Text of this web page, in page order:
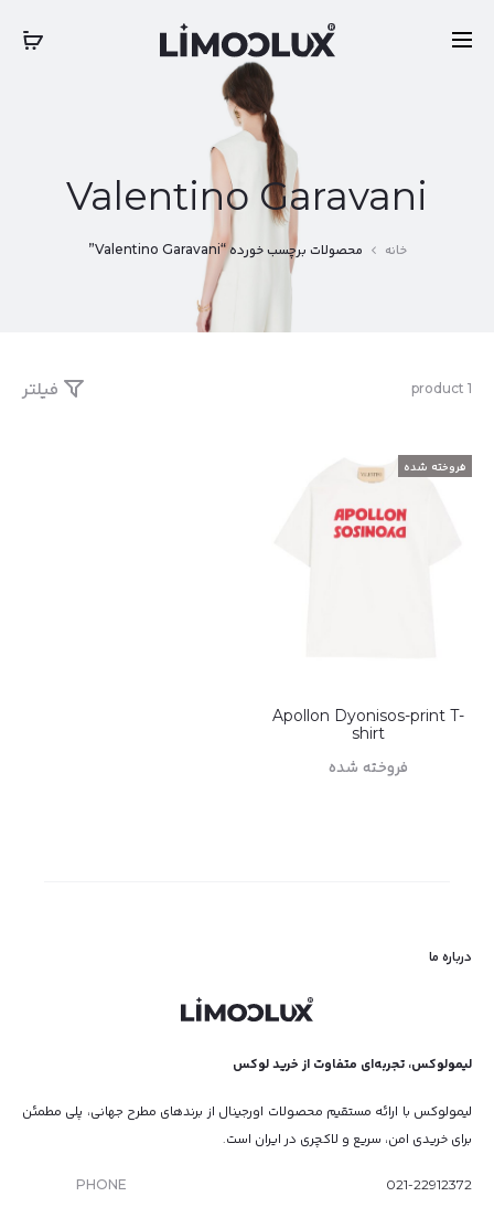
بستن
Valentino Garavani
خانه محصولات برچسب خورده “Valentino Garavani”
1 product
نمایش
فیلتر
فروخته شده
Apollon Dyonisos-print T-
shirt
فروخته شده
درباره ما
لیمولوکس، تجربه‌ای متفاوت از خرید لوکس
لیمولوکس با ارائه مستقیم محصولات اورجینال از برندهای مطرح جهانی، پلی مطمئن
برای خریدی امن، سریع و لاکچری در ایران است.
PHONE
021-22912372